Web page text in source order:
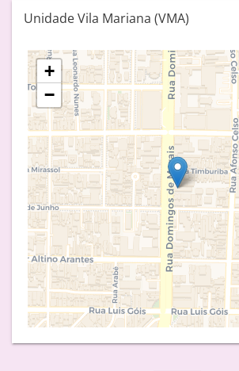
Unidade Vila Mariana (VMA)
+
−